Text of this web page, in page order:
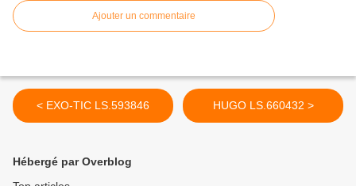
Ajouter un commentaire
< EXO-TIC LS.593846 HUGO LS.660432 >
Hébergé par Overblog